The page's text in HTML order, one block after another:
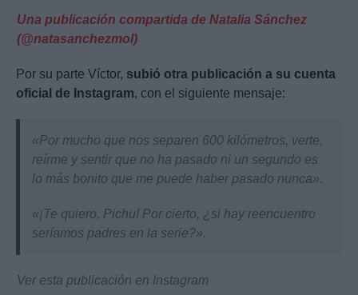
Una publicación compartida de Natalia Sánchez
(@natasanchezmol)
Por su parte Víctor, subió otra publicación a su cuenta
oficial de Instagram, con el siguiente mensaje:
«Por mucho que nos separen 600 kilómetros, verte,
reírme y sentir que no ha pasado ni un segundo es
lo más bonito que me puede haber pasado nunca».
«¡Te quiero, Pichu! Por cierto, ¿si hay reencuentro
seríamos padres en la serie?».
Ver esta publicación en Instagram